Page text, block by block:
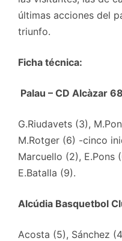
últimas acciones del
triunfo.
Ficha técnica:
Palau – CD Alcàzar
G.Riudavets (3),
M.Rotger (6) -cinco
Marcuello (2), E.Pons
E.Batalla (9).
Alcúdia Basquetbol
Acosta (5), Sánchez